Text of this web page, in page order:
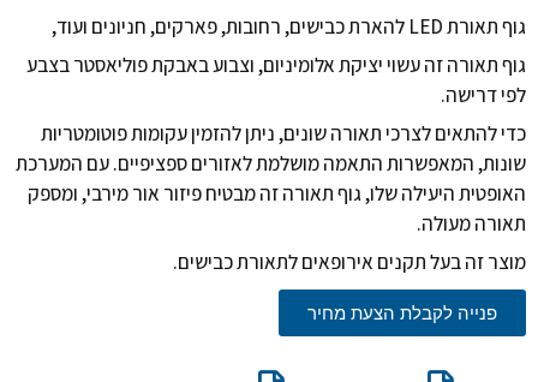
גוף תאורת LED להארת כבישים, רחובות, פארקים, חניונים ועוד,
גוף תאורה זה עשוי יציקת אלומיניום, וצבוע באבקת פוליאסטר בצבע
לפי דרישה.
כדי להתאים לצרכי תאורה שונים, ניתן להזמין עקומות פוטומטריות
שונות, המאפשרות התאמה מושלמת לאזורים ספציפיים. עם המערכת
האופטית היעילה שלו, גוף תאורה זה מבטיח פיזור אור מירבי, ומספק
תאורה מעולה.
מוצר זה בעל תקנים אירופאים לתאורת כבישים.
פנייה לקבלת הצעת מחיר